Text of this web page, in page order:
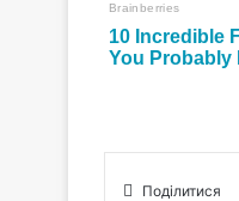
Поділитися